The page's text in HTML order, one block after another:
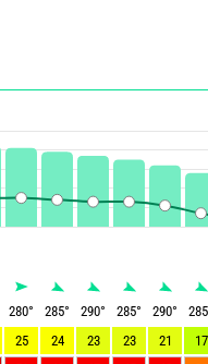
280° 285° 290° 285° 290°
285
25 24 23 23 21
17